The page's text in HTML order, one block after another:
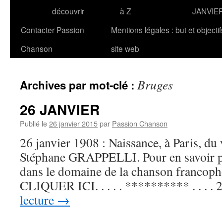
découvrir
à Z
Contacter Passion
Chanson
Mentions légales : but et
site web
Archives par mot-clé : Bruges
26 JANVIER
Publié le26 janvier 2015par Passion Chanson
26 janvier 1908 : Naissance, à Paris,
Stéphane GRAPPELLI. Pour en savoir
dans le domaine de la chanson
CLIQUER ICI. . . . . ********** . . . .
lecture →